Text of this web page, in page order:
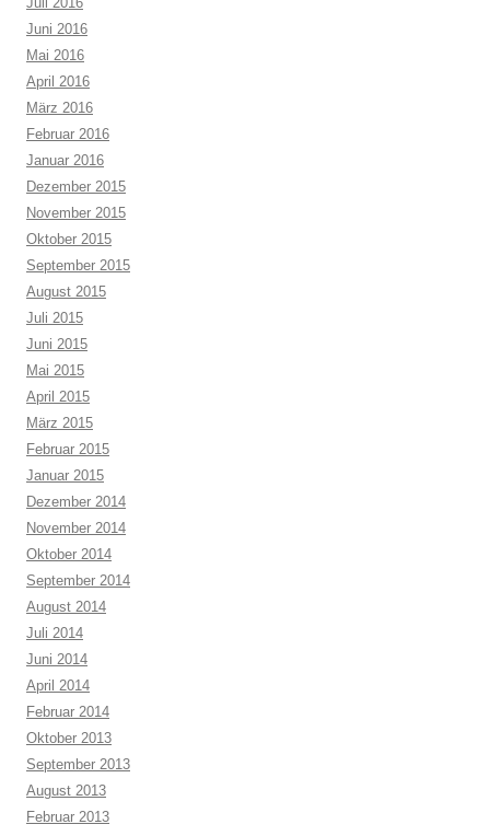
Juni 2016
Mai 2016
April 2016
März 2016
Februar 2016
Januar 2016
Dezember 2015
November 2015
Oktober 2015
September 2015
August 2015
Juli 2015
Juni 2015
Mai 2015
April 2015
März 2015
Februar 2015
Januar 2015
Dezember 2014
November 2014
Oktober 2014
September 2014
August 2014
Juli 2014
Juni 2014
April 2014
Februar 2014
Oktober 2013
September 2013
August 2013
Februar 2013